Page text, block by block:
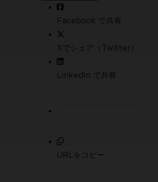
Facebook で共有
Xでシェア（Twitter）
LinkedIn で共有
URLをコピー